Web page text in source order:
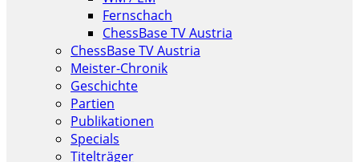
Fernschach
ChessBase TV Austria
ChessBase TV Austria
Meister-Chronik
Geschichte
Partien
Publikationen
Specials
Titelträger